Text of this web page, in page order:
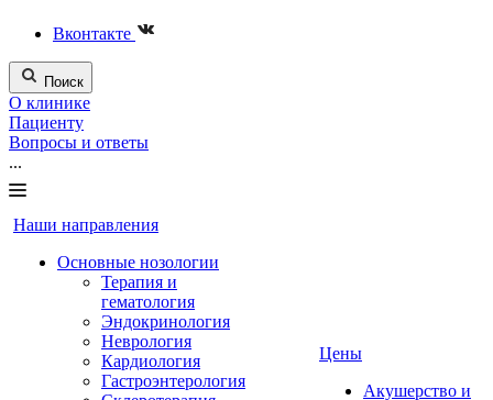
Вконтакте
Поиск
О клинике
Пациенту
Вопросы и ответы
...
Наши направления
Основные нозологии
Терапия и
гематология
Эндокринология
Неврология
Кардиология
Гастроэнтерология
Цены
Акушерство и